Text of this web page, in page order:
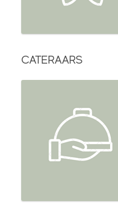
CATERAARS